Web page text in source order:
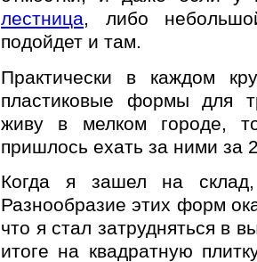
лестница, либо
подойдет и там.
Практически в каждом
пластиковые формы для
живу в мелком городе,
пришлось ехать за ними за
Когда я зашел на
Разнообразие этих форм
что я стал затрудняться в
итоге на квадратную